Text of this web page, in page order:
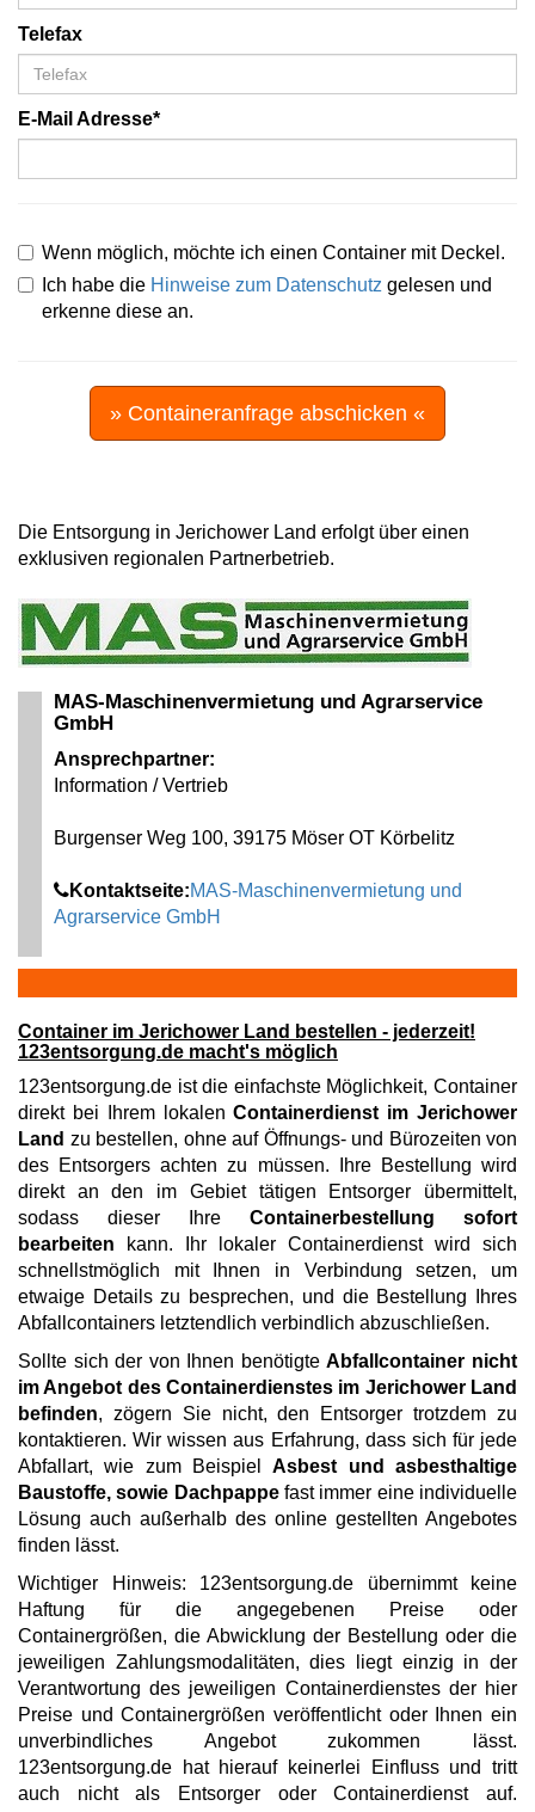
Telefax
E-Mail Adresse*
Wenn möglich, möchte ich einen Container mit Deckel.
Ich habe die Hinweise zum Datenschutz gelesen und
erkenne diese an.
» Containeranfrage abschicken «
Die Entsorgung in Jerichower Land erfolgt über einen
exklusiven regionalen Partnerbetrieb.
MAS-Maschinenvermietung und Agrarservice
GmbH
Ansprechpartner:
Information / Vertrieb
Burgenser Weg 100, 39175 Möser OT Körbelitz
Kontaktseite:MAS-Maschinenvermietung und
Agrarservice GmbH
Container im Jerichower Land bestellen - jederzeit!
123entsorgung.de macht's möglich
123entsorgung.de ist die einfachste Möglichkeit, Container
direkt bei Ihrem lokalenContainerdienst im Jerichower
Land zu bestellen, ohne auf Öffnungs- und Bürozeiten von
des Entsorgers achten zu müssen. Ihre Bestellung wird
direkt an den im Gebiet tätigen Entsorger übermittelt,
sodass dieser Ihre Containerbestellung sofort
bearbeiten kann. Ihr lokaler Containerdienst wird sich
schnellstmöglich mit Ihnen in Verbindung setzen, um
etwaige Details zu besprechen, und die Bestellung Ihres
Abfallcontainers letztendlich verbindlich abzuschließen.
Sollte sich der von Ihnen benötigteAbfallcontainer nicht
im Angebot des Containerdienstes im Jerichower Land
befinden, zögern Sie nicht, den Entsorger trotzdem zu
kontaktieren. Wir wissen aus Erfahrung, dass sich für jede
Abfallart, wie zum BeispielAsbest und asbesthaltige
Baustoffe, sowie Dachpappefast immer eine individuelle
Lösung auch außerhalb des online gestellten Angebotes
finden lässt.
Wichtiger Hinweis: 123entsorgung.de übernimmt keine
Haftung für die angegebenen Preise oder
Containergrößen, die Abwicklung der Bestellung oder die
jeweiligen Zahlungsmodalitäten, dies liegt einzig in der
Verantwortung des jeweiligen Containerdienstes der hier
Preise und Containergrößen veröffentlicht oder Ihnen ein
unverbindliches Angebot zukommen lässt.
123entsorgung.de hat hierauf keinerlei Einfluss und tritt
auch nicht als Entsorger oder Containerdienst auf.